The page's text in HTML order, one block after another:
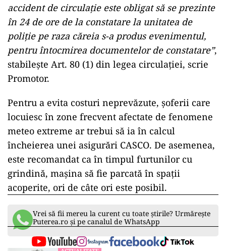
accident de circulație este obligat să se prezinte
în 24 de ore de la constatare la unitatea de
poliție pe raza căreia s-a produs evenimentul,
pentru întocmirea documentelor de constatare”,
stabilește Art. 80 (1) din legea circulației, scrie
Promotor.
Pentru a evita costuri neprevăzute, șoferii care
locuiesc în zone frecvent afectate de fenomene
meteo extreme ar trebui să ia în calcul
încheierea unei asigurări CASCO. De asemenea,
este recomandat ca în timpul furtunilor cu
grindină, mașina să fie parcată în spații
acoperite, ori de câte ori este posibil.
Vrei să fii mereu la curent cu toate știrile? Urmărește
Puterea.ro și pe canalul de WhatsApp